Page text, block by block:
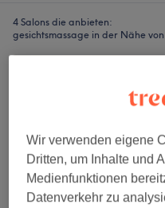
4 Salons die anbieten:
gesichtsmassage in der Nähe
Wir verwenden eigene
Dritten, um Inhalte und
Medienfunktionen
Datenverkehr zu